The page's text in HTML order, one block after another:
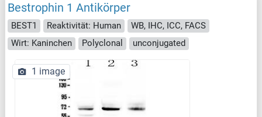
Bestrophin 1 Antikörper
BEST1 Reaktivität: Human
WB, IHC, ICC, FACS
Wirt: Kaninchen
Polyclonal unconjugated
1 image